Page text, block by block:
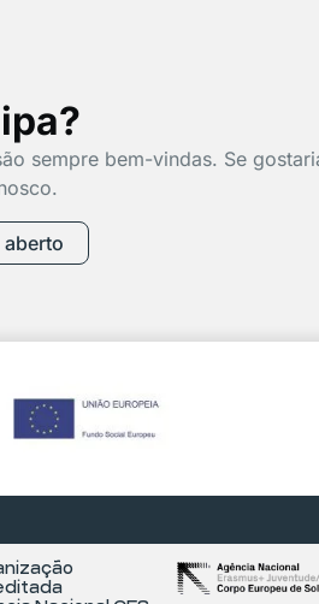
sempre bem-vindas. Se
aberto